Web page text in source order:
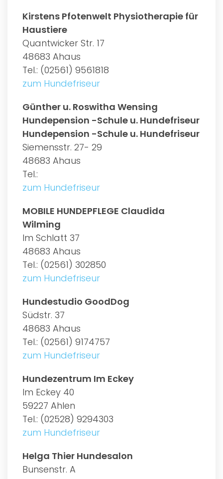
Kirstens Pfotenwelt Physiotherapie für
Haustiere
Quantwicker Str. 17
48683 Ahaus
Tel.: (02561) 9561818
zum Hundefriseur
Günther u. Roswitha Wensing
Hundepension -Schule u. Hundefriseur
Hundepension -Schule u. Hundefriseur
Siemensstr. 27- 29
48683 Ahaus
Tel.:
zum Hundefriseur
MOBILE HUNDEPFLEGE Claudida
Wilming
Im Schlatt 37
48683 Ahaus
Tel.: (02561) 302850
zum Hundefriseur
Hundestudio GoodDog
Südstr. 37
48683 Ahaus
Tel.: (02561) 9174757
zum Hundefriseur
Hundezentrum Im Eckey
Im Eckey 40
59227 Ahlen
Tel.: (02528) 9294303
zum Hundefriseur
Helga Thier Hundesalon
Bunsenstr. A